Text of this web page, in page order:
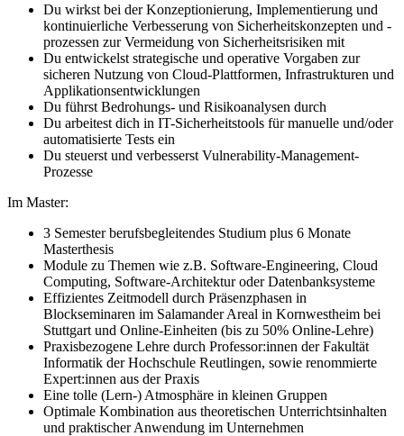
Du wirkst bei der Konzeptionierung, Implementierung und
kontinuierliche Verbesserung von Sicherheitskonzepten und -
prozessen zur Vermeidung von Sicherheitsrisiken mit
Du entwickelst strategische und operative Vorgaben zur
sicheren Nutzung von Cloud-Plattformen, Infrastrukturen und
Applikationsentwicklungen
Du führst Bedrohungs- und Risikoanalysen durch
Du arbeitest dich in IT-Sicherheitstools für manuelle und/oder
automatisierte Tests ein
Du steuerst und verbesserst Vulnerability-Management-
Prozesse
Im Master:
3 Semester berufsbegleitendes Studium plus 6 Monate
Masterthesis
Module zu Themen wie z.B. Software-Engineering, Cloud
Computing, Software-Architektur oder Datenbanksysteme
Effizientes Zeitmodell durch Präsenzphasen in
Blockseminaren im Salamander Areal in Kornwestheim bei
Stuttgart und Online-Einheiten (bis zu 50% Online-Lehre)
Praxisbezogene Lehre durch Professor:innen der Fakultät
Informatik der Hochschule Reutlingen, sowie renommierte
Expert:innen aus der Praxis
Eine tolle (Lern-) Atmosphäre in kleinen Gruppen
Optimale Kombination aus theoretischen Unterrichtsinhalten
und praktischer Anwendung im Unternehmen